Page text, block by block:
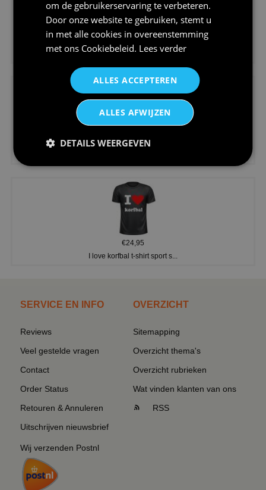
€24,95
Koningsdag shirt heren v-hals ...
€24,95
€24,95
I love korfbal t-shirt sport s...
SERVICE EN INFO
Reviews
Veel gestelde vragen
Contact
Order Status
Retouren & Annuleren
Uitschrijven nieuwsbrief
Wij verzenden Postnl
OVERZICHT
Sitemapping
Overzicht thema's
Overzicht rubrieken
Wat vinden klanten van ons
RSS
om de gebruikerservaring te verbeteren.
Door onze website te gebruiken, stemt u
in met alle cookies in overeenstemming
met ons Cookiebeleid. Lees verder
ALLES ACCEPTEREN
ALLES AFWIJZEN
DETAILS WEERGEVEN